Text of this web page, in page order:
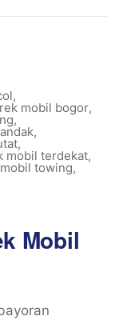
,
mobil bogor,
,
,
,
mobil terdekat,
towing,
Mobil